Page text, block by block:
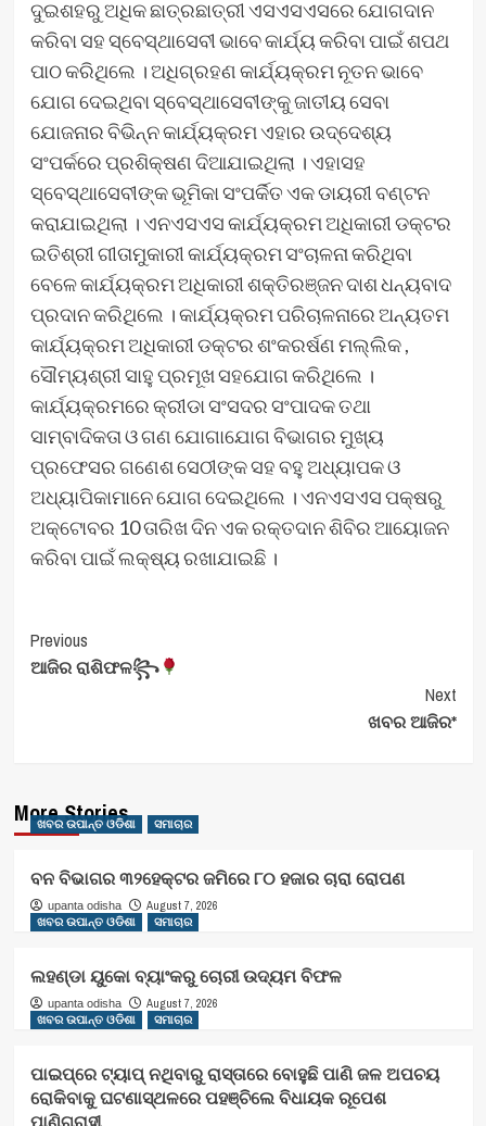
ଦୁଇଶହରୁ ଅଧିକ ଛାତ୍ରଛାତ୍ରୀ ଏସଏସଏସରେ ଯୋଗଦାନ
କରିବା ସହ ସ୍ବେସ୍ଥାସେବୀ ଭାବେ କାର୍ଯ୍ୟ କରିବା ପାଇଁ ଶପଥ
ପାଠ କରିଥିଲେ । ଅଧିଗ୍ରହଣ କାର୍ଯ୍ୟକ୍ରମ ନୂତନ ଭାବେ
ଯୋଗ ଦେଇଥିବା ସ୍ବେସ୍ଥାସେବୀଙ୍କୁ ଜାତୀୟ ସେବା
ଯୋଜନାର ବିଭିନ୍ନ କାର୍ଯ୍ୟକ୍ରମ ଏହାର ଉଦ୍ଦେଶ୍ୟ
ସଂପର୍କରେ ପ୍ରଶିକ୍ଷଣ ଦିଆଯାଇଥିଲା । ଏହାସହ
ସ୍ବେସ୍ଥାସେବୀଙ୍କ ଭୂମିକା ସଂପର୍କିତ ଏକ ଡାୟରୀ ବଣ୍ଟନ
କରାଯାଇଥିଲା । ଏନଏସଏସ କାର୍ଯ୍ୟକ୍ରମ ଅଧିକାରୀ ଡକ୍ଟର
ଇତିଶ୍ରୀ ଗୀତାମୁକାରୀ କାର୍ଯ୍ୟକ୍ରମ ସଂଚାଳନା କରିଥିବା
ବେଳେ କାର୍ଯ୍ୟକ୍ରମ ଅଧିକାରୀ ଶକ୍ତିରଞ୍ଜନ ଦାଶ ଧନ୍ୟବାଦ
ପ୍ରଦାନ କରିଥିଲେ । କାର୍ଯ୍ୟକ୍ରମ ପରିଚାଳନାରେ ଅନ୍ୟତମ
କାର୍ଯ୍ୟକ୍ରମ ଅଧିକାରୀ ଡକ୍ଟର ଶଂକରର୍ଷଣ ମଲ୍ଲିକ ,
ସୌମ୍ୟଶ୍ରୀ ସାହୁ ପ୍ରମୂଖ ସହଯୋଗ କରିଥିଲେ ।
କାର୍ଯ୍ୟକ୍ରମରେ କ୍ରୀଡା ସଂସଦର ସଂପାଦକ ତଥା
ସାମ୍ବାଦିକତା ଓ ଗଣ ଯୋଗାଯୋଗ ବିଭାଗର ମୁଖ୍ୟ
ପ୍ରଫେସର ଗଣେଶ ସେଠୀଙ୍କ ସହ ବହୁ ଅଧ୍ୟାପକ ଓ
ଅଧ୍ୟାପିକାମାନେ ଯୋଗ ଦେଇଥିଲେ । ଏନଏସଏସ ପକ୍ଷରୁ
ଅକ୍ଟୋବର 10 ତାରିଖ ଦିନ ଏକ ରକ୍ତଦାନ ଶିବିର ଆୟୋଜନ
କରିବା ପାଇଁ ଲକ୍ଷ୍ୟ ରଖାଯାଇଛି ।
Post
Navigation
Previous
ଆଜିର ରାଶିଫଳ꧂
Next
ଖବର ଆଜିର*
More Stories
ଖବର ଉପାନ୍ତ ଓଡିଶା ସମାଚାର
ବନ ବିଭାଗର ୩୨ହେକ୍ଟର ଜମିରେ ୮୦ ହଜାର ଚାରା ରୋପଣ
upanta odisha
August 7, 2026
ଖବର ଉପାନ୍ତ ଓଡିଶା
ସମାଚାର
ଲହଣ୍ଡା ୟୁକୋ ବ୍ୟାଂକରୁ ଚୋରୀ ଉଦ୍ୟମ ବିଫଳ
upanta odisha
August 7, 2026
ଖବର ଉପାନ୍ତ ଓଡିଶା
ସମାଚାର
ପାଇପ୍‌ରେ ଟ୍ୟାପ୍‌ ନଥିବାରୁ ରାସ୍ତାରେ ବୋହୁଛି ପାଣି ଜଳ ଅପଚୟ
ରୋକିବାକୁ ଘଟଣାସ୍ଥଳରେ ପହଞ୍ଚିଲେ ବିଧାୟକ ରୂପେଶ